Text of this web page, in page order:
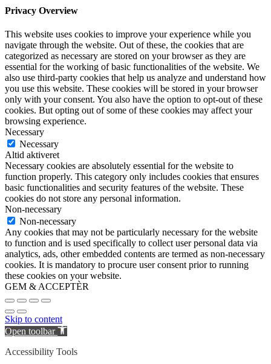
Privacy Overview
This website uses cookies to improve your experience while you
navigate through the website. Out of these, the cookies that are
categorized as necessary are stored on your browser as they are
essential for the working of basic functionalities of the website. We
also use third-party cookies that help us analyze and understand how
you use this website. These cookies will be stored in your browser
only with your consent. You also have the option to opt-out of these
cookies. But opting out of some of these cookies may affect your
browsing experience.
Necessary
Necessary
Altid aktiveret
Necessary cookies are absolutely essential for the website to
function properly. This category only includes cookies that ensures
basic functionalities and security features of the website. These
cookies do not store any personal information.
Non-necessary
Non-necessary
Any cookies that may not be particularly necessary for the website
to function and is used specifically to collect user personal data via
analytics, ads, other embedded contents are termed as non-necessary
cookies. It is mandatory to procure user consent prior to running
these cookies on your website.
GEM & ACCEPTÈR
Skip to content
Open toolbar
Accessibility Tools